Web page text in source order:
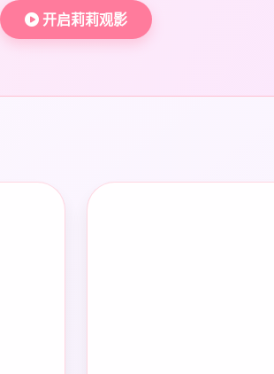
开启莉莉观影